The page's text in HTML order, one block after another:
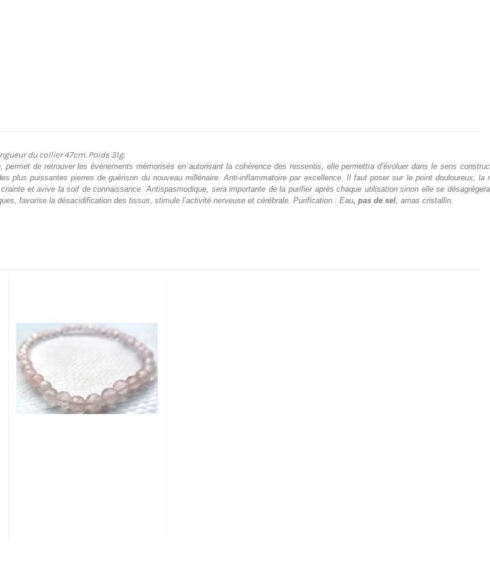
du collier 47cm. Poids 31g.
permet de retrouver les événements mémorisés en autorisant la cohérence des ressentis, elle permettra d’évoluer dans le sens
plus puissantes pierres de guérison du nouveau millénaire. Anti-inflammatoire par excellence. Il faut poser sur le point douloureux, la
et avive la soif de connaissance. Antispasmodique, sera importante de la purifier après chaque utilisation sinon elle se
favorise la désacidification des tissus, stimule l’activité nerveuse et cérébrale. Purification : Eau, pas de sel, amas cristallin.